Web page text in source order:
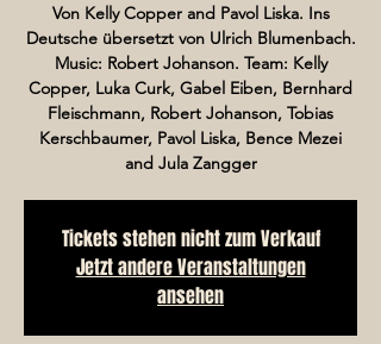
Von Kelly Copper and Pavol Liska. Ins
Deutsche übersetzt von Ulrich Blumenbach.
Music: Robert Johanson. Team: Kelly
Copper, Luka Curk, Gabel Eiben, Bernhard
Fleischmann, Robert Johanson, Tobias
Kerschbaumer, Pavol Liska, Bence Mezei
and Jula Zangger
Tickets stehen nicht zum Verkauf
Jetzt andere Veranstaltungen
ansehen